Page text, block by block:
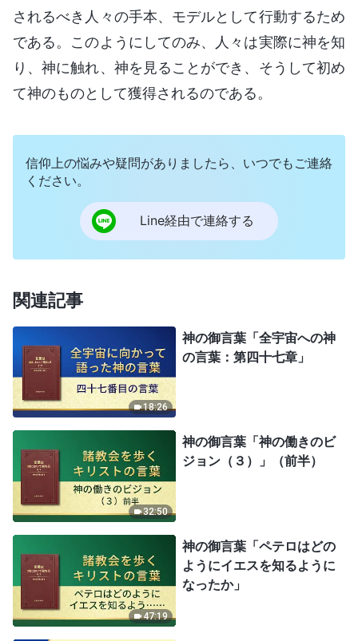
されるべき人々の手本、モデルとして行動するため
である。このようにしてのみ、人々は実際に神を知
り、神に触れ、神を見ることができ、そうして初め
て神のものとして獲得されるのである。
信仰上の悩みや疑問がありましたら、いつでもご連絡
ください。
Line経由で連絡する
関連記事
18:26
神の御言葉「全宇宙への神
の言葉：第四十七章」
32:50
神の御言葉「神の働きのビ
ジョン（３）」（前半）
47:19
神の御言葉「ペテロはどの
ようにイエスを知るように
なったか」